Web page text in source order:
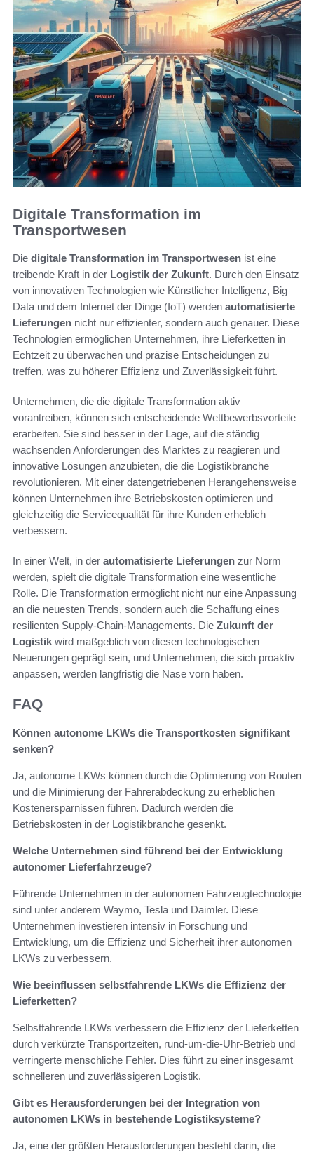
Digitale Transformation im
Transportwesen
Die digitale Transformation im Transportwesen ist eine
treibende Kraft in der Logistik der Zukunft. Durch den Einsatz
von innovativen Technologien wie Künstlicher Intelligenz, Big
Data und dem Internet der Dinge (IoT) werden automatisierte
Lieferungen nicht nur effizienter, sondern auch genauer. Diese
Technologien ermöglichen Unternehmen, ihre Lieferketten in
Echtzeit zu überwachen und präzise Entscheidungen zu
treffen, was zu höherer Effizienz und Zuverlässigkeit führt.
Unternehmen, die die digitale Transformation aktiv
vorantreiben, können sich entscheidende Wettbewerbsvorteile
erarbeiten. Sie sind besser in der Lage, auf die ständig
wachsenden Anforderungen des Marktes zu reagieren und
innovative Lösungen anzubieten, die die Logistikbranche
revolutionieren. Mit einer datengetriebenen Herangehensweise
können Unternehmen ihre Betriebskosten optimieren und
gleichzeitig die Servicequalität für ihre Kunden erheblich
verbessern.
In einer Welt, in der automatisierte Lieferungen zur Norm
werden, spielt die digitale Transformation eine wesentliche
Rolle. Die Transformation ermöglicht nicht nur eine Anpassung
an die neuesten Trends, sondern auch die Schaffung eines
resilienten Supply-Chain-Managements. Die Zukunft der
Logistik wird maßgeblich von diesen technologischen
Neuerungen geprägt sein, und Unternehmen, die sich proaktiv
anpassen, werden langfristig die Nase vorn haben.
FAQ
Können autonome LKWs die Transportkosten signifikant
senken?
Ja, autonome LKWs können durch die Optimierung von Routen
und die Minimierung der Fahrerabdeckung zu erheblichen
Kostenersparnissen führen. Dadurch werden die
Betriebskosten in der Logistikbranche gesenkt.
Welche Unternehmen sind führend bei der Entwicklung
autonomer Lieferfahrzeuge?
Führende Unternehmen in der autonomen Fahrzeugtechnologie
sind unter anderem Waymo, Tesla und Daimler. Diese
Unternehmen investieren intensiv in Forschung und
Entwicklung, um die Effizienz und Sicherheit ihrer autonomen
LKWs zu verbessern.
Wie beeinflussen selbstfahrende LKWs die Effizienz der
Lieferketten?
Selbstfahrende LKWs verbessern die Effizienz der Lieferketten
durch verkürzte Transportzeiten, rund-um-die-Uhr-Betrieb und
verringerte menschliche Fehler. Dies führt zu einer insgesamt
schnelleren und zuverlässigeren Logistik.
Gibt es Herausforderungen bei der Integration von
autonomen LKWs in bestehende Logistiksysteme?
Ja, eine der größten Herausforderungen besteht darin, die